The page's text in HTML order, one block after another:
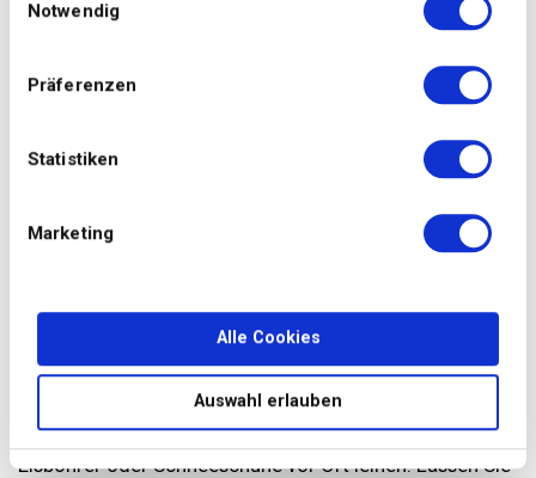
Notwendig
Präferenzen
Statistiken
Marketing
Alle Cookies
Auswahl erlauben
Ein besonderes Naturerlebnis erwartet Sie beim
Eisfischen – einer Winteraktivität, die Geduld, Ruhe und
Kanada ist das Angeln durch Löcher im Eis ein beliebtes
dieser Tradition versuchen: Angeboten wird Eisfischen
Oeschinenseeund
können Sie die benötige Ausrüstung wie Angel,
Eisbohrer oder Schneeschuhe vor Ort leihen. Lassen Sie